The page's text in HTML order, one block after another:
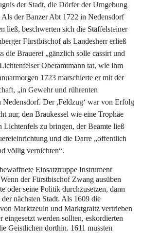
der Stadt, die Dörfer der Umgebung
Als der Banzer Abt 1722 in Nedensdorf
ließ, beschwerten sich die Staffelsteiner
Fürstbischof als Landesherr erließ
die Brauerei „gänzlich solle cassirt und
Oberamtmann tat, wie ihm
1723 marschierte er mit der
„in Gewehr und rührenten
Nedensdorf. Der ,Feldzug‘ war von Erfolg
nur, den Braukessel wie eine Trophäe
Lichtenfels zu bringen, der Beamte ließ
und die Darre „offentlich
völlig vernichten“.
Einsatztruppe Instrument
Wenn der Fürstbischof Zwang ausüben
oder seine Politik durchzusetzen, dann
nächsten Stadt. Als 1609 die
Marktzeuln und Marktgraitz vertrieben
eingesetzt werden sollten, eskordierten
Geistlichen dorthin. 1611 mussten